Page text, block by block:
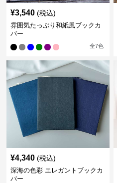
¥3,540 (税込)
雰囲気たっぷり和紙風ブックカ
バー
全7色
¥4,340 (税込)
深海の色彩 エレガントブックカ
バー